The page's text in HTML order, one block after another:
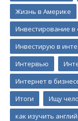
Жизнь в Америке
Инвестирование в
Инвестирую в
Интервью
Интернет в
Итоги
Ищу
как изучить